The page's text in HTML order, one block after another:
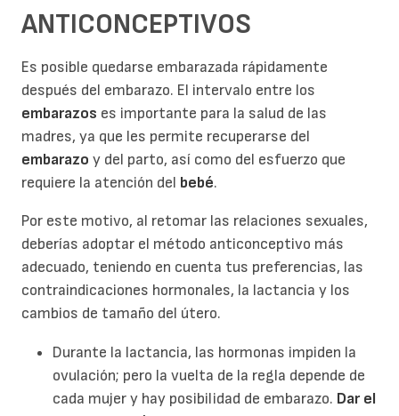
ANTICONCEPTIVOS
Es posible quedarse embarazada rápidamente
después del embarazo. El intervalo entre los
embarazos es importante para la salud de las
madres, ya que les permite recuperarse del
embarazo y del parto, así como del esfuerzo que
requiere la atención del bebé.
Por este motivo, al retomar las relaciones sexuales,
deberías adoptar el método anticonceptivo más
adecuado, teniendo en cuenta tus preferencias, las
contraindicaciones hormonales, la lactancia y los
cambios de tamaño del útero.
Durante la lactancia, las hormonas impiden la
ovulación; pero la vuelta de la regla depende de
cada mujer y hay posibilidad de embarazo. Dar el